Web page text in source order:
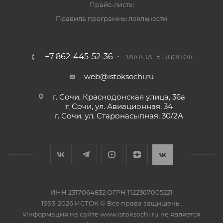
Прайс-листы
Правила программы лояльности
+7 862-445-52-36 ЗАКАЗАТЬ ЗВОНОК
web@istoksochi.ru
г. Сочи, Краснодонская улица, 36а
г. Сочи, ул. Авиационная, 34
г. Сочи, ул. Старонасыпная, 30/2А
ИНН 2317064832 ОГРН 1122367005221
1993-2026 ИСТОК © Все права защищены.
Информация на сайте www.istoksochi.ru не является